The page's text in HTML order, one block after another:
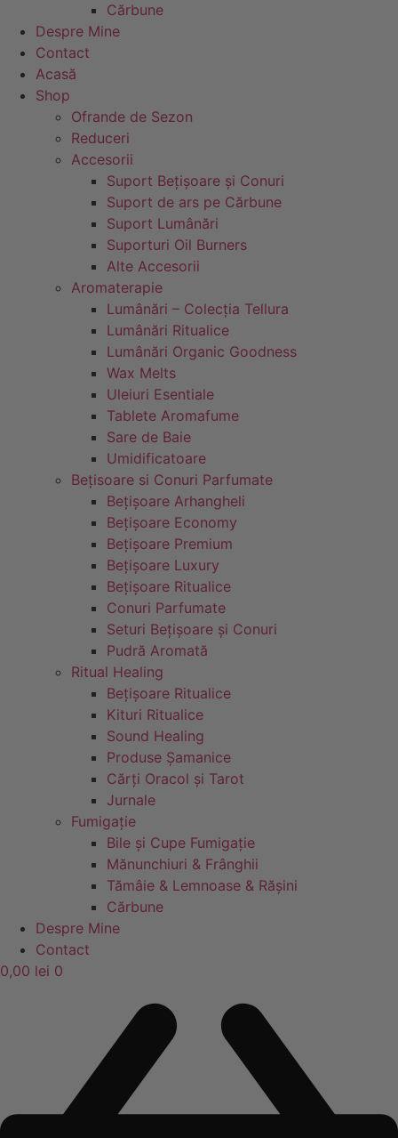
Cărbune
Despre Mine
Contact
Acasă
Shop
Ofrande de Sezon
Reduceri
Accesorii
Suport Bețișoare și Conuri
Suport de ars pe Cărbune
Suport Lumânări
Suporturi Oil Burners
Alte Accesorii
Aromaterapie
Lumânări – Colecția Tellura
Lumânări Ritualice
Lumânări Organic Goodness
Wax Melts
Uleiuri Esentiale
Tablete Aromafume
Sare de Baie
Umidificatoare
Bețisoare si Conuri Parfumate
Bețișoare Arhangheli
Bețișoare Economy
Bețișoare Premium
Bețișoare Luxury
Bețișoare Ritualice
Conuri Parfumate
Seturi Bețișoare și Conuri
Pudră Aromată
Ritual Healing
Bețișoare Ritualice
Kituri Ritualice
Sound Healing
Produse Șamanice
Cărți Oracol și Tarot
Jurnale
Fumigație
Bile și Cupe Fumigație
Mănunchiuri & Frânghii
Tămâie & Lemnoase & Rășini
Cărbune
Despre Mine
Contact
0,00 lei 0